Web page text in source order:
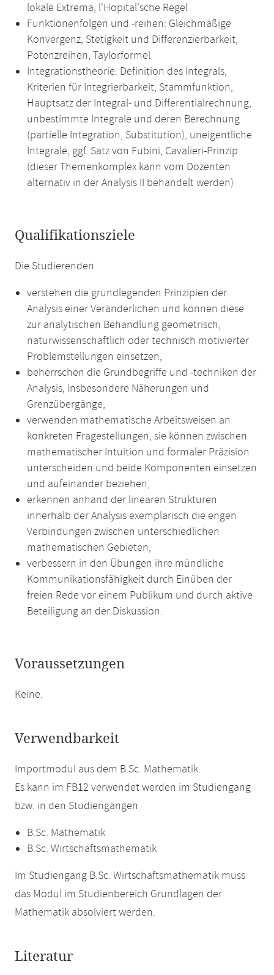
lokale Extrema, l'Hopital'sche Regel
Funktionenfolgen und -reihen: Gleichmäßige
Konvergenz, Stetigkeit und Differenzierbarkeit,
Potenzreihen, Taylorformel
Integrationstheorie: Definition des Integrals,
Kriterien für Integrierbarkeit, Stammfunktion,
Hauptsatz der Integral- und Differentialrechnung,
unbestimmte Integrale und deren Berechnung
(partielle Integration, Substitution), uneigentliche
Integrale, ggf. Satz von Fubini, Cavalieri-Prinzip
(dieser Themenkomplex kann vom Dozenten
alternativ in der Analysis II behandelt werden)
Qualifikationsziele
Die Studierenden
verstehen die grundlegenden Prinzipien der
Analysis einer Veränderlichen und können diese
zur analytischen Behandlung geometrisch,
naturwissenschaftlich oder technisch motivierter
Problemstellungen einsetzen,
beherrschen die Grundbegriffe und -techniken der
Analysis, insbesondere Näherungen und
Grenzübergänge,
verwenden mathematische Arbeitsweisen an
konkreten Fragestellungen, sie können zwischen
mathematischer Intuition und formaler Präzision
unterscheiden und beide Komponenten einsetzen
und aufeinander beziehen,
erkennen anhand der linearen Strukturen
innerhalb der Analysis exemplarisch die engen
Verbindungen zwischen unterschiedlichen
mathematischen Gebieten,
verbessern in den Übungen ihre mündliche
Kommunikationsfähigkeit durch Einüben der
freien Rede vor einem Publikum und durch aktive
Beteiligung an der Diskussion.
Voraussetzungen
Keine.
Verwendbarkeit
Importmodul aus dem B.Sc. Mathematik.
Es kann im FB12 verwendet werden im Studiengang
bzw. in den Studiengängen
B.Sc. Mathematik
B.Sc. Wirtschaftsmathematik
Im Studiengang B.Sc. Wirtschaftsmathematik muss
das Modul im Studienbereich Grundlagen der
Mathematik absolviert werden.
Literatur